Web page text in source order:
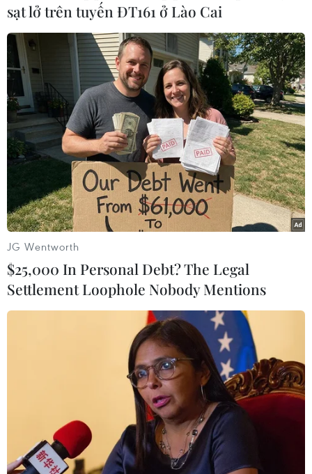
báo sẽ gây mưa lớn tại nhiều quận thuộc vùng
thủ đô./.
(TTXVN/Vietnam+)
#Ngập lụt
#Hủy chuyến bay
Theo dõi VietnamPlus
sạt lở trên tuyến ĐT161 ở Lào Cai
JG Wentworth
$25,000 In Personal Debt? The Legal
Settlement Loophole Nobody Mentions